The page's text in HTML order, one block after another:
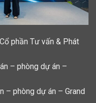
phần Tư vấn & Phát
– phòng dự án –
– phòng dự án – Grand